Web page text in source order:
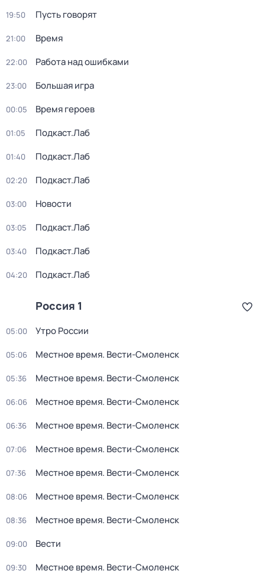
19:50 Пусть говорят
21:00 Время
22:00 Работа над ошибками
23:00 Большая игра
00:05 Время героев
01:05 Подкаст.Лаб
01:40 Подкаст.Лаб
02:20 Подкаст.Лаб
03:00 Новости
03:05 Подкаст.Лаб
03:40 Подкаст.Лаб
04:20 Подкаст.Лаб
Россия 1
05:00 Утро России
05:06 Местное время. Вести-Смоленск
05:36 Местное время. Вести-Смоленск
06:06 Местное время. Вести-Смоленск
06:36 Местное время. Вести-Смоленск
07:06 Местное время. Вести-Смоленск
07:36 Местное время. Вести-Смоленск
08:06 Местное время. Вести-Смоленск
08:36 Местное время. Вести-Смоленск
09:00 Вести
09:30 Местное время. Вести-Смоленск